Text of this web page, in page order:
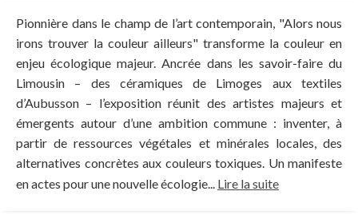
Pionnière dans le champ de l’art contemporain, "Alors nous
irons trouver la couleur ailleurs" transforme la couleur en
enjeu écologique majeur. Ancrée dans les savoir-faire du
Limousin – des céramiques de Limoges aux textiles
d’Aubusson – l’exposition réunit des artistes majeurs et
émergents autour d’une ambition commune : inventer, à
partir de ressources végétales et minérales locales, des
alternatives concrètes aux couleurs toxiques. Un manifeste
en actes pour une nouvelle écologie... Lire la suite